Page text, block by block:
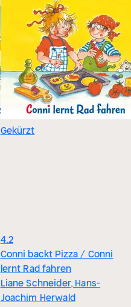
Gekürzt
4.2
Conni backt Pizza / Conni
lernt Rad fahren
Liane Schneider, Hans-
Joachim Herwald